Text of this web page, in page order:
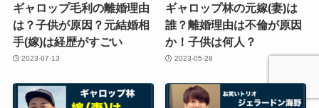
ギャロップ毛利の離婚理由
は？子供が原因？元結婚相
手(嫁)は経歴がすごい
2023-07-13
ギャロップ林の元嫁(妻)は
誰？離婚理由は不倫が原因
か！子供は何人？
2023-05-28